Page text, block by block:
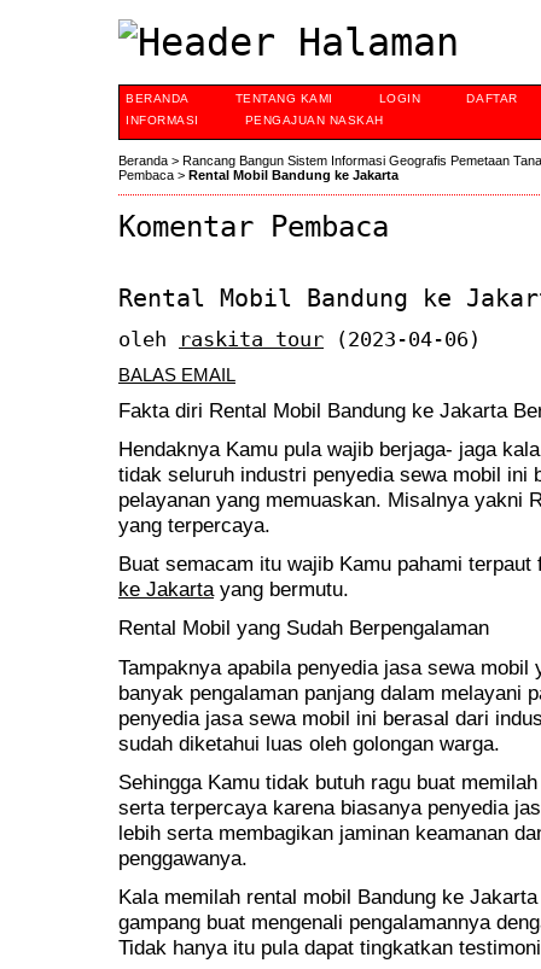
BERANDA TENTANG KAMI LOGIN
DAFTAR
INFORMASI
PENGAJUAN NASKAH
Beranda > Rancang Bangun Sistem Informasi Geografis Pemetaan
Pembaca > Rental Mobil Bandung ke Jakarta
Komentar Pembaca
Rental Mobil Bandung ke
oleh raskita tour (2023-04-06)
BALAS EMAIL
Fakta diri Rental Mobil Bandung ke Jakarta
Hendaknya Kamu pula wajib berjaga- jaga
tidak seluruh industri penyedia sewa mobil ini
pelayanan yang memuaskan. Misalnya yakni
yang terpercaya.
Buat semacam itu wajib Kamu pahami
ke Jakartayang bermutu.
Rental Mobil yang Sudah Berpengalaman
Tampaknya apabila penyedia jasa sewa
banyak pengalaman panjang dalam melayani
penyedia jasa sewa mobil ini berasal dari
sudah diketahui luas oleh golongan warga.
Sehingga Kamu tidak butuh ragu buat
serta terpercaya karena biasanya penyedia
lebih serta membagikan jaminan keamanan
penggawanya.
Kala memilah rental mobil Bandung ke
gampang buat mengenali pengalamannya
Tidak hanya itu pula dapat tingkatkan